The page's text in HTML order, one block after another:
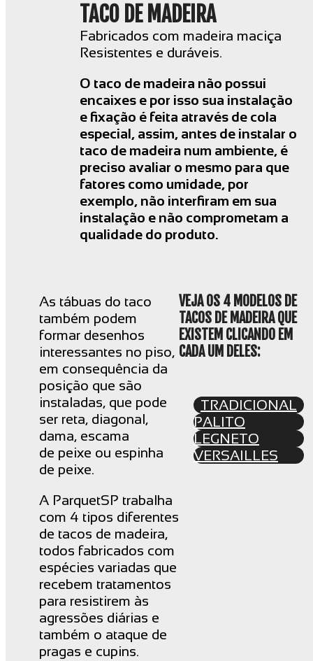
TACO DE MADEIRA
Fabricados com madeira maciça
Resistentes e duráveis.
O taco de madeira não possui
encaixes e por isso sua instalação
e fixação é feita através de cola
especial, assim, antes de instalar o
taco de madeira num ambiente, é
preciso avaliar o mesmo para que
fatores como umidade, por
exemplo, não interfiram em sua
instalação e não comprometam a
qualidade do produto.
As tábuas do taco
também podem
formar desenhos
interessantes no piso,
em consequência da
posição que são
instaladas, que pode
ser reta, diagonal,
dama, escama
de peixe ou espinha
de peixe.
A ParquetSP trabalha
com 4 tipos diferentes
de tacos de madeira,
todos fabricados com
espécies variadas que
recebem tratamentos
para resistirem às
agressões diárias e
também o ataque de
pragas e cupins.
VEJA OS 4 MODELOS DE
TACOS DE MADEIRA QUE
EXISTEM CLICANDO EM
CADA UM DELES:
TRADICIONAL
PALITO
LEGNETO
VERSAILLES